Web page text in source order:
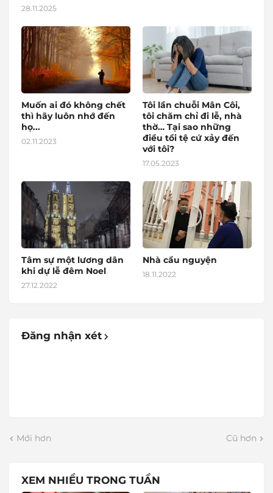
28.11.2025
Muốn ai đó không chết
thì hãy luôn nhớ đến
họ...
02.11.2023
Tôi lần chuỗi Mân Côi,
tôi chăm chỉ đi lễ, nhà
thờ… Tại sao những
điều tồi tệ cứ xảy đến
với tôi?
17.05.2023
Tâm sự một lương dân
khi dự lễ đêm Noel
27.12.2022
Nhà cầu nguyện
18.11.2022
Đăng nhận xét
Mới hơn Cũ hơn
XEM NHIỀU TRONG TUẦN